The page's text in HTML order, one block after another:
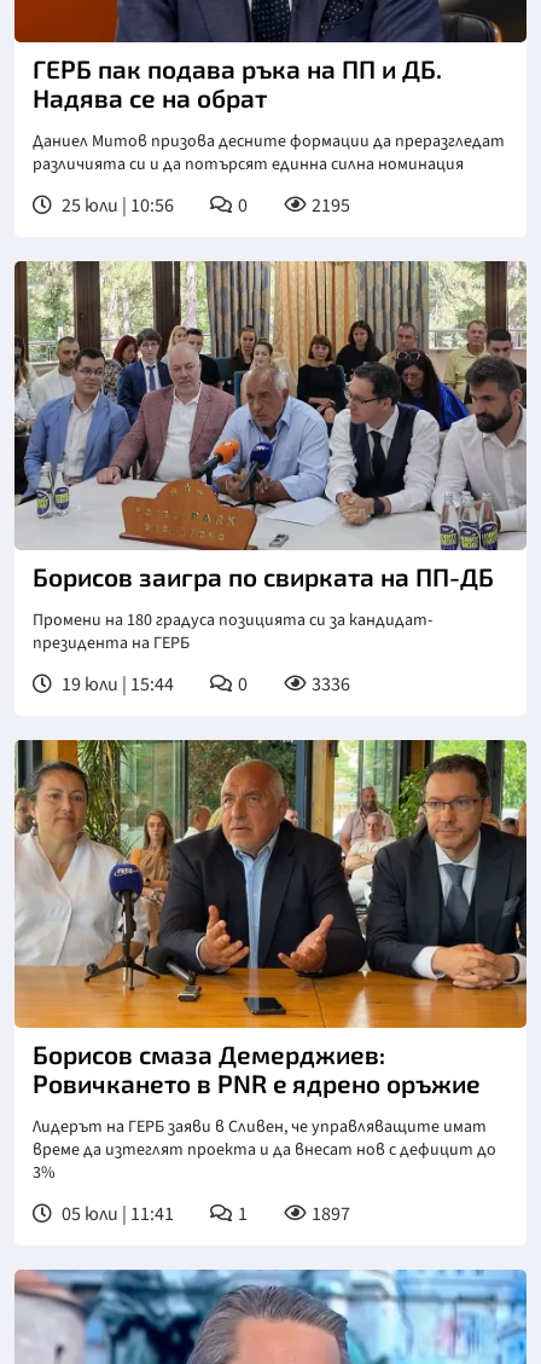
Снимка: Нова телевизия
ГЕРБ пак подава ръка на ПП и ДБ.
Надява се на обрат
Даниел Митов призова десните формации да преразгледат
различията си и да потърсят единна силна номинация
25 юли | 10:56 0 2195
Борисов заигра по свирката на ПП-ДБ
Промени на 180 градуса позицията си за кандидат-
президента на ГЕРБ
19 юли | 15:44 0 3336
Борисов смаза Демерджиев:
Ровичкането в PNR e ядрено оръжие
Лидерът на ГЕРБ заяви в Сливен, че управляващите имат
време да изтеглят проекта и да внесат нов с дефицит до
3%
05 юли | 11:41 1 1897